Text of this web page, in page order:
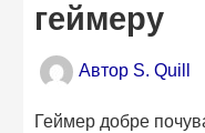
геймеру
Автор S. Quill
Геймер добре